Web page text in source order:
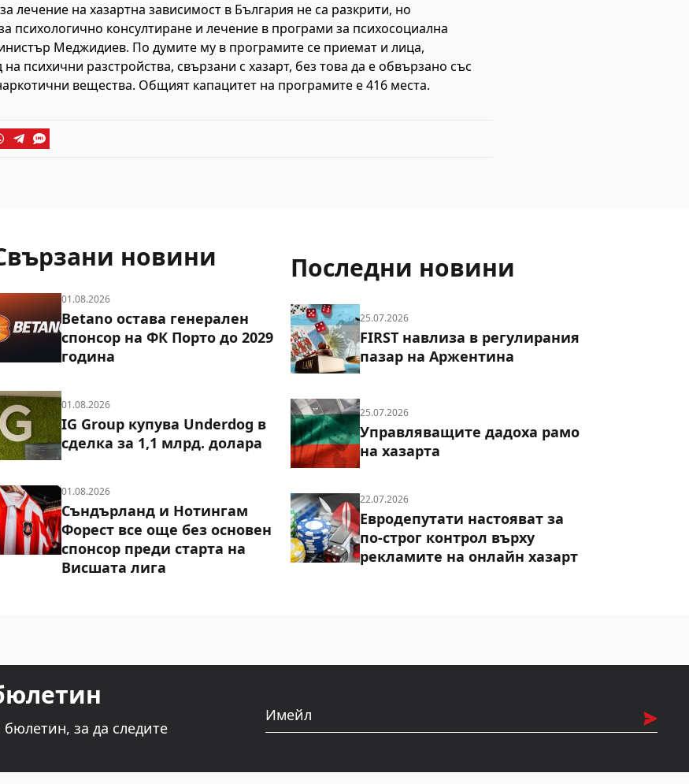
лечение на хазартна зависимост в България не са разкрити, но
психологично консултиране и лечение в програми за психосоциална
Меджидиев. По думите му в програмите се приемат и лица,
психични разстройства, свързани с хазарт, без това да е обвързано със
вещества. Общият капацитет на програмите е 416 места.
новини
01.08.2026
Betano остава генерален
спонсор на ФК Порто до 2029
година
01.08.2026
IG Group купува Underdog в
сделка за 1,1 млрд. долара
01.08.2026
Съндърланд и Нотингам
Форест все още без основен
спонсор преди старта на
Висшата лига
Последни новини
25.07.2026
FIRST навлиза в регулирания
пазар на Аржентина
25.07.2026
Управляващите дадоха рамо
на хазарта
22.07.2026
Евродепутати настояват за
по-строг контрол върху
рекламите на онлайн хазарт
за да следите
Имейл